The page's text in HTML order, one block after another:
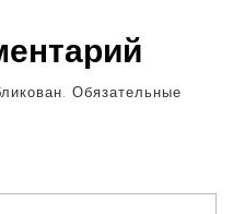
Обязательные